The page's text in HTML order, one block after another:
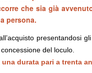
che sia già
persona.
presentandosi gli
del loculo.
durata pari a trenta